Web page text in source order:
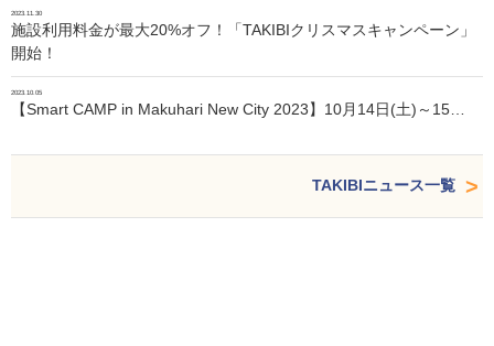
2023.11.30
施設利用料金が最大20%オフ！「TAKIBIクリスマスキャンペーン」
開始！
2023.10.05
【Smart CAMP in Makuhari New City 2023】10月14日(土)～15…
TAKIBIニュース一覧